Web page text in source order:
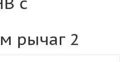
рычаг 2